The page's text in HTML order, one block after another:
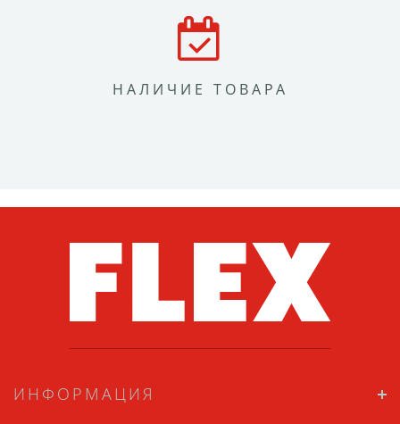
НАЛИЧИЕ ТОВАРА
ИНФОРМАЦИЯ